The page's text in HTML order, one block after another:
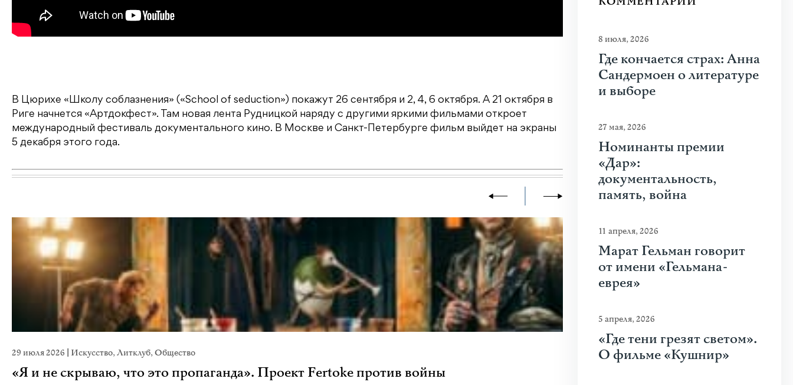
В Цюрихе «Школу соблазнения» («School of seduction») покажут 26 сентября и 2, 4, 6 октября. А 21 октября в
Риге начнется «Артдокфест». Там новая лента Рудницкой наряду с другими яркими фильмами откроет
международный фестиваль документального кино. В Москве и Санкт-Петербурге фильм выйдет на экраны
5 декабря этого года.
29 июля 2026 Искусство,Литклуб,Общество
«Я и не скрываю, что это пропаганда». Проект Fertoke против войны
23 июня 2026|Искусство
8 июля, 2026
Где кончается страх: Анна
Сандермоен о литературе
и выборе
27 мая, 2026
Номинанты премии
«Дар»:
документальность,
память, война
11 апреля, 2026
Марат Гельман говорит
от имени «Гельмана-
еврея»
5 апреля, 2026
«Где тени грезят светом».
О фильме «Кушнир»